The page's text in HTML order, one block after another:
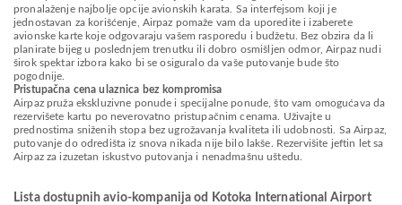
pronalaženje najbolje opcije avionskih karata. Sa interfejsom koji je
jednostavan za korišćenje, Airpaz pomaže vam da uporedite i izaberete
avionske karte koje odgovaraju vašem rasporedu i budžetu. Bez obzira da li
planirate bijeg u poslednjem trenutku ili dobro osmišljen odmor, Airpaz nudi
širok spektar izbora kako bi se osiguralo da vaše putovanje bude što
pogodnije.
Pristupačna cena ulaznica bez kompromisa
Airpaz pruža ekskluzivne ponude i specijalne ponude, što vam omogućava da
rezervišete kartu po neverovatno pristupačnim cenama. Uživajte u
prednostima sniženih stopa bez ugrožavanja kvaliteta ili udobnosti. Sa Airpaz,
putovanje do odredišta iz snova nikada nije bilo lakše. Rezervišite jeftin let sa
Airpaz za izuzetan iskustvo putovanja i nenadmašnu uštedu.
Lista dostupnih avio-kompanija od Kotoka International Airport